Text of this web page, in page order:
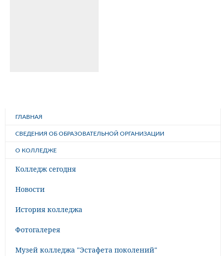
ГЛАВНАЯ
СВЕДЕНИЯ ОБ ОБРАЗОВАТЕЛЬНОЙ ОРГАНИЗАЦИИ
О КОЛЛЕДЖЕ
Колледж сегодня
Новости
История колледжа
Фотогалерея
Музей колледжа "Эстафета поколений"